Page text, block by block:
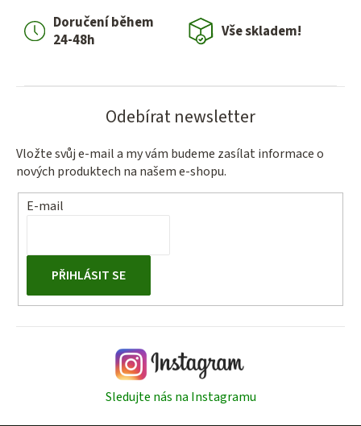
Doručení během
24-48h
Vše skladem!
Odebírat newsletter
Vložte svůj e-mail a my vám budeme zasílat informace o
nových produktech na našem e-shopu.
E-mail
PŘIHLÁSIT SE
Sledujte nás na Instagramu